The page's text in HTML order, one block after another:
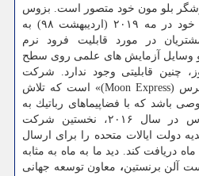
بلو مون خود متصور است. بزوس
در مراسم معرفی ماه نورد خود در مه ۲۰۱۹ (اردیبهشت ۹۸) به
در مورد قابلیت فرود نرم
و وسایل آزمایش های علمی روی سطح
چنین قابلیتی وجود ندارد. شركت
خصوصی دیگر، «موون اكسپرس (Moon Express)» است كه تلاش
كه با فضاپیماهای رباتیك به
ماه می رود. موون اكسپرس در سال ۲۰۱۶، نخستین شركت
دولت ایالات متحده را برای ارسال
دریافت كند. دید ما به ماه به مثابه
آلن برنستین، معاون توسعه جهانی